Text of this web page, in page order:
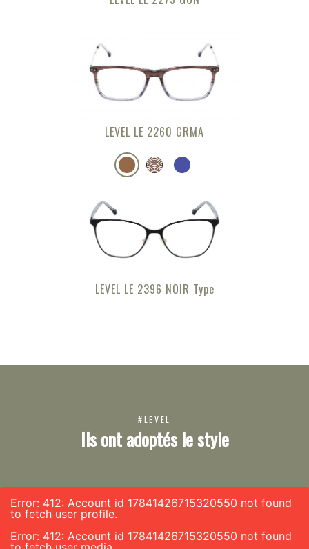
LEVEL LE 2260 GRMA
LEVEL LE 2396 NOIR Type
#LEVEL
Ils ont adoptés le style
Error: 412: Account id 17841426715320550 not found
to fetch user profile.
Error: 412: Account id 17841426715320550 not found